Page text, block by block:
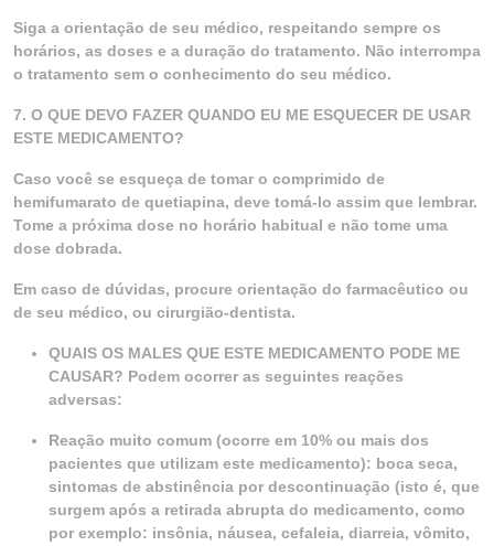
Siga a orientação de seu médico, respeitando sempre os
horários, as doses e a duração do tratamento. Não interrompa
o tratamento sem o conhecimento do seu médico.
7. O QUE DEVO FAZER QUANDO EU ME ESQUECER DE USAR
ESTE MEDICAMENTO?
Caso você se esqueça de tomar o comprimido de
hemifumarato de quetiapina, deve tomá-lo assim que lembrar.
Tome a próxima dose no horário habitual e não tome uma
dose dobrada.
Em caso de dúvidas, procure orientação do farmacêutico ou
de seu médico, ou cirurgião-dentista.
QUAIS OS MALES QUE ESTE MEDICAMENTO PODE ME
CAUSAR? Podem ocorrer as seguintes reações
adversas:
Reação muito comum (ocorre em 10% ou mais dos
pacientes que utilizam este medicamento): boca seca,
sintomas de abstinência por descontinuação (isto é, que
surgem após a retirada abrupta do medicamento, como
por exemplo: insônia, náusea, cefaleia, diarreia, vômito,